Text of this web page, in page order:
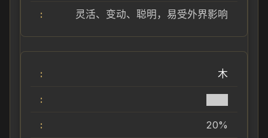
灵活、变动、聪明，易受外界影响
木
20%